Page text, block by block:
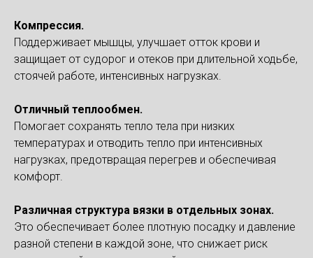
Компрессия.
Поддерживает мышцы, улучшает отток крови и
защищает от судорог и отеков при длительной ходьбе,
стоячей работе, интенсивных нагрузках.
Отличный теплообмен.
Помогает сохранять тепло тела при низких
температурах и отводить тепло при интенсивных
нагрузках, предотвращая перегрев и обеспечивая
комфорт.
Различная структура вязки в отдельных зонах.
Это обеспечивает более плотную посадку и давление
разной степени в каждой зоне, что снижает риск